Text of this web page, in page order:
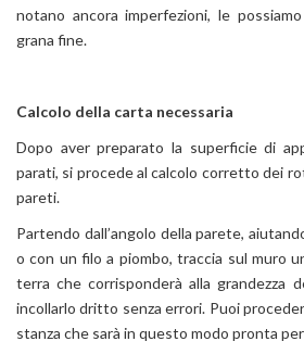
notano ancora imperfezioni, le
grana fine.
Calcolo della carta necessaria
Dopo aver preparato la superficie di
parati, si procede al calcolo corretto dei
pareti.
Partendo dall’angolo della parete,
o con un filo a piombo, traccia sul muro
terra che corrisponderà alla grandezza
incollarlo dritto senza errori. Puoi
stanza che sarà in questo modo pronta